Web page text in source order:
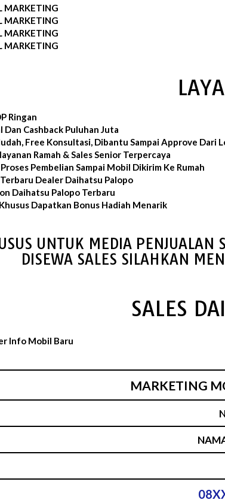
MARKETING
MARKETING
MARKETING
MARKETING
Ringan
Dan Cashback Puluhan Juta
Free Konsultasi, Dibantu Sampai Approve Dari
Ramah & Sales Senior Terpercaya
Pembelian Sampai Mobil Dikirim Ke Rumah
Dealer Daihatsu Palopo
Daihatsu Palopo Terbaru
Dapatkan Bonus Hadiah Menarik
UNTUK MEDIA PENJUALAN
DISEWA SALES SILAHKAN
SALES
MARKETING